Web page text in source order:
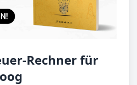
Rechner für